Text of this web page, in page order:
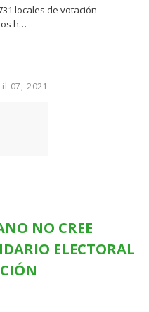
locales de votación
h…
07, 2021
NO CREE
ELECTORAL